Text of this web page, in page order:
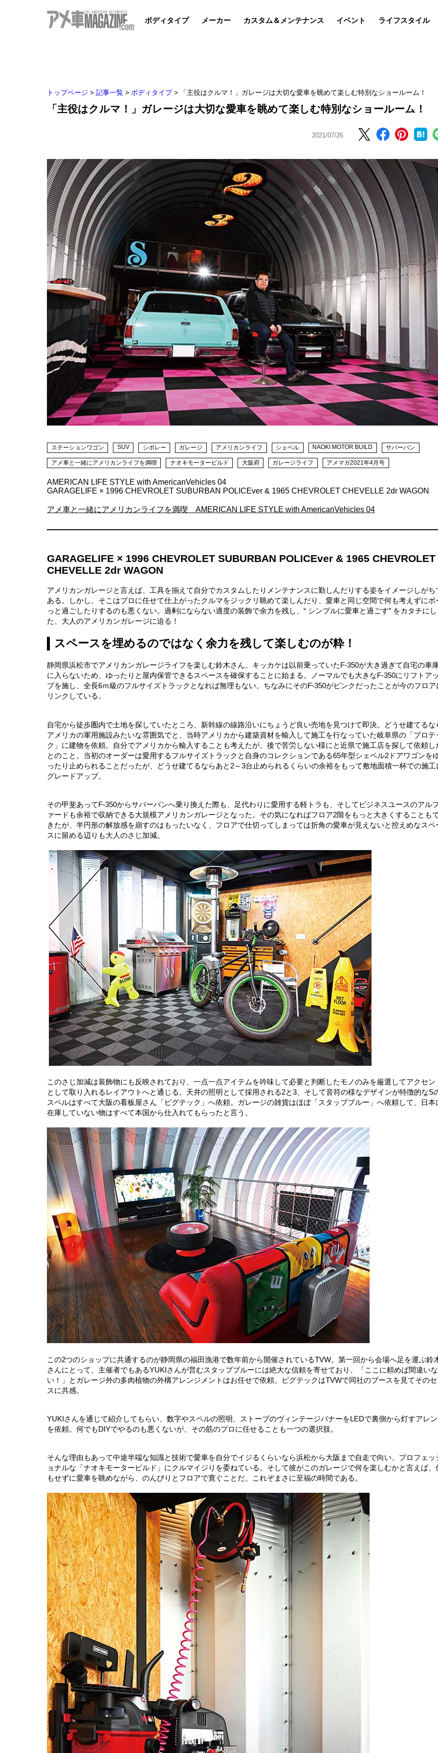
ボディタイプ メーカー カスタム＆メンテナンス イベント ライフスタイル
トップページ > 記事一覧 > ボディタイプ > 「主役はクルマ！」ガレージは大切な愛車を眺めて楽しむ特別なショールーム！
「主役はクルマ！」ガレージは大切な愛車を眺めて楽しむ特別なショールーム！
2021/07/26
ステーションワゴン SUV シボレー ガレージ アメリカンライフ シェベル NAOKI MOTOR BUILD サバーバン
アメ車と一緒にアメリカンライフを満喫 ナオキモータービルド 大阪府 ガレージライフ アメマガ2021年4月号
AMERICAN LIFE STYLE with AmericanVehicles 04
GARAGELIFE × 1996 CHEVROLET SUBURBAN POLICEver & 1965 CHEVROLET CHEVELLE 2dr WAGON
アメ車と一緒にアメリカンライフを満喫 AMERICAN LIFE STYLE with AmericanVehicles 04
GARAGELIFE × 1996 CHEVROLET SUBURBAN POLICEver & 1965 CHEVROLET
CHEVELLE 2dr WAGON
アメリカンガレージと言えば、工具を揃えて自分でカスタムしたりメンテナンスに勤しんだりする姿をイメージしがち
ある。しかし、そこはプロに任せて仕上がったクルマをジックリ眺めて楽しんだり、愛車と同じ空間で何も考えずにボ
っと過ごしたりするのも悪くない。過剰にならない適度の装飾で余力を残し、“ シンプルに愛車と過ごす” をカタチにし
た、大人のアメリカンガレージに迫る！
スペースを埋めるのではなく余力を残して楽しむのが粋！
静岡県浜松市でアメリカンガレージライフを楽しむ鈴木さん。キッカケは以前乗っていたF‐350が大き過ぎて自宅の車
に入らないため、ゆったりと屋内保管できるスペースを確保することに始まる。ノーマルでも大きなF‐350にリフトア
プを施し、全長6ｍ級のフルサイズトラックとなれば無理もない。ちなみにそのF‐350がピンクだったことが今のフロア
リンクしている。
自宅から徒歩圏内で土地を探していたところ、新幹線の線路沿いにちょうど良い売地を見つけて即決。どうせ建てるな
アメリカの軍用施設みたいな雰囲気でと、当時アメリカから建築資材を輸入して施工を行なっていた岐阜県の「プロテ
ク」に建物を依頼。自分でアメリカから輸入することも考えたが、後で苦労しない様にと近県で施工店を探して依頼し
とのこと。当初のオーダーは愛用するフルサイズトラックと自身のコレクションである65年型シェベル2ドアワゴンを
ったり止められることだったが、どうせ建てるならあと2～3台止められるくらいの余裕をもって敷地面積一杯での施工
グレードアップ。
その甲斐あってF‐350からサバーバンへ乗り換えた際も、足代わりに愛用する軽トラも、そしてビジネスユースのアル
ァードも余裕で収納できる大規模アメリカンガレージとなった。その気になればフロア2階をもっと大きくすることも
きたが、半円形の解放感を崩すのはもったいなく、フロアで仕切ってしまっては折角の愛車が見えないと控えめなスペ
スに留める辺りも大人のさじ加減。
このさじ加減は装飾物にも反映されており、一点一点アイテムを吟味して必要と判断したモノのみを厳選してアクセン
として取り入れるレイアウトへと通じる。天井の照明として採用される2と3、そして音符の様なデザインが特徴的なS
スペルはすべて大阪の看板屋さん「ピグテック」へ依頼。ガレージの雑貨はほぼ「スタッブブルー」へ依頼して、日本
在庫していない物はすべて本国から仕入れてもらったと言う。
この2つのショップに共通するのが静岡県の福田漁港で数年前から開催されているTVW。第一回から会場へ足を運ぶ鈴
さんにとって、主催者でもあるYUKIさんが営むスタッブブルーには絶大な信頼を寄せており、「ここに頼めば間違いな
い！」とガレージ外の多肉植物の外構アレンジメントはお任せで依頼。ピグテックはTVWで同社のブースを見てその
スに共感。
YUKIさんを通じて紹介してもらい、数字やスペルの照明、ストーブのヴィンテージバナーをLEDで裏側から灯すアレ
を依頼。何でもDIYでやるのも悪くないが、その筋のプロに任せることも一つの選択肢。
そんな理由もあって中途半端な知識と技術で愛車を自分でイジるくらいなら浜松から大阪まで自走で向い、プロフェッ
ョナルな「ナオキモータービルド」にクルマイジりを委ねている。そして彼がこのガレージで何を楽しむかと言えば、
もせずに愛車を眺めながら、のんびりとフロアで寛ぐことだ。これぞまさに至福の時間である。